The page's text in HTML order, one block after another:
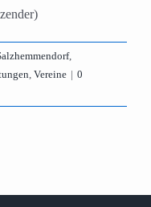
,
, Vereine | 0